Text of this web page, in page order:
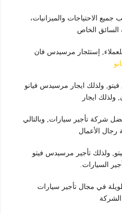
جميع الاحتياجات والميزانيات،
السائق الخاص
للعملاء, إستئجار مرسيدس فان
ولذلك ايجار مرسيدس فيانو
ايجار
تأجير سيارات, وبالتالي
رجال الأعمال
ولذلك تأجير مرسيدس فيتو
السيارات.
في مجال تأجير سيارات
الشركة